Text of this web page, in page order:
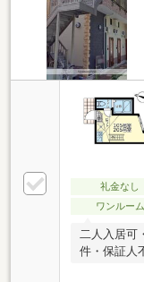
礼金なし
ワンルーム
二人入居可
件・保証人